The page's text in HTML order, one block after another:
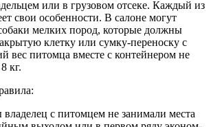
или в грузовом отсеке. Каждый из
свои особенности. В салоне могут
мелких пород, которые должны
клетку или сумку-переноску с
вес питомца вместе с контейнером не
кг.
с питомцем не занимали места